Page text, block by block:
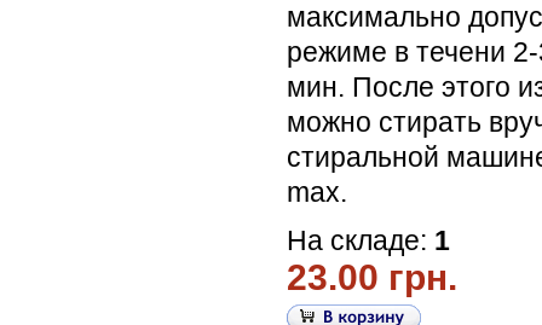
максимально
режиме в течени
мин. После этого
можно стирать
стиральной
max.
На складе: 1
23.00 грн.